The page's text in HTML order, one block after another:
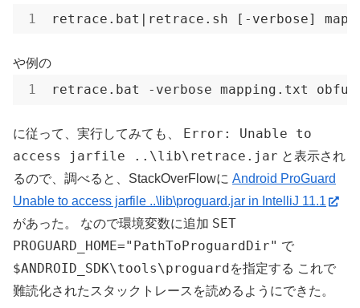
retrace.bat|retrace.sh [-verbose]
や例の
retrace .bat -verbose mapping .txt
に従って、実行してみても、 Error: Unable to
access jarfile ..\lib\retrace.jar と表示され
るので、調べると、StackOverFlowに Android ProGuard
Unable to access jarfile ..\lib\proguard.jar in IntelliJ 11.1
があった。 なので環境変数に追加 SET
PROGUARD_HOME="PathToProguardDir" で
$ANDROID_SDK\tools\proguardを指定する これで
難読化されたスタックトレースを読めるようにできた。